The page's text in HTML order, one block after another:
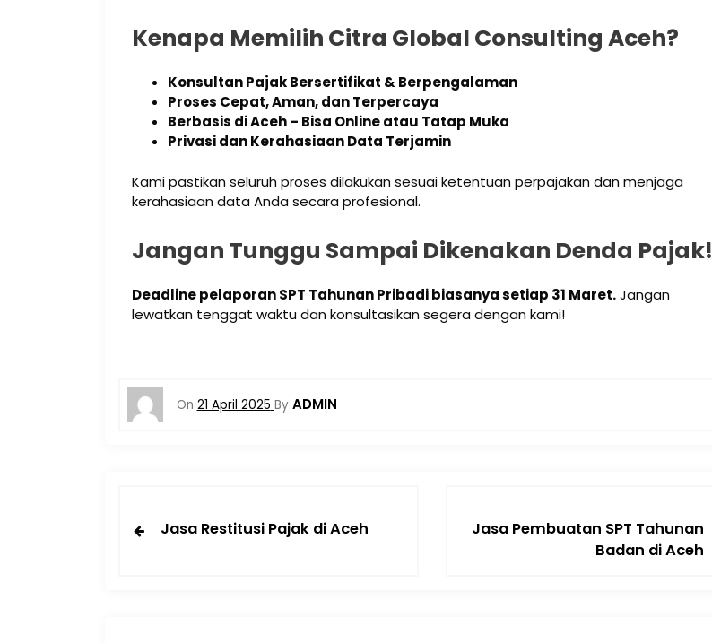
Kenapa Memilih Citra Global Consulting Aceh?
Konsultan Pajak Bersertifikat & Berpengalaman
Proses Cepat, Aman, dan Terpercaya
Berbasis di Aceh – Bisa Online atau Tatap Muka
Privasi dan Kerahasiaan Data Terjamin
Kami pastikan seluruh proses dilakukan sesuai ketentuan perpajakan dan menjaga
kerahasiaan data Anda secara profesional.
Jangan Tunggu Sampai Dikenakan Denda Pajak!
Deadline pelaporan SPT Tahunan Pribadi biasanya setiap 31 Maret.Jangan
lewatkan tenggat waktu dan konsultasikan segera dengan kami!
On 21 April 2025 By ADMIN
Jasa Restitusi Pajak di Aceh
Jasa Pembuatan SPT Tahunan
Badan di Aceh